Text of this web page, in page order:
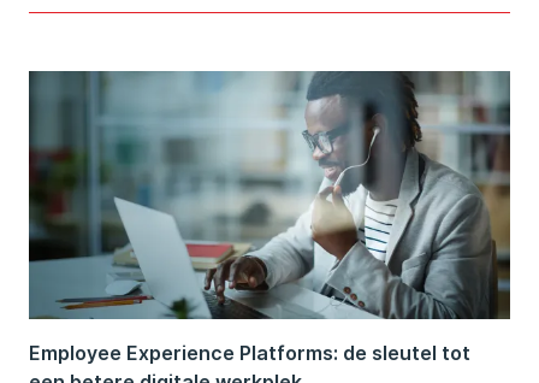
Employee Experience Platforms: de sleutel tot